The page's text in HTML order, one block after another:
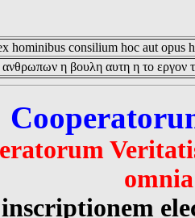
hominibus consilium hoc aut opus
η βουλη αυτη η το εργον